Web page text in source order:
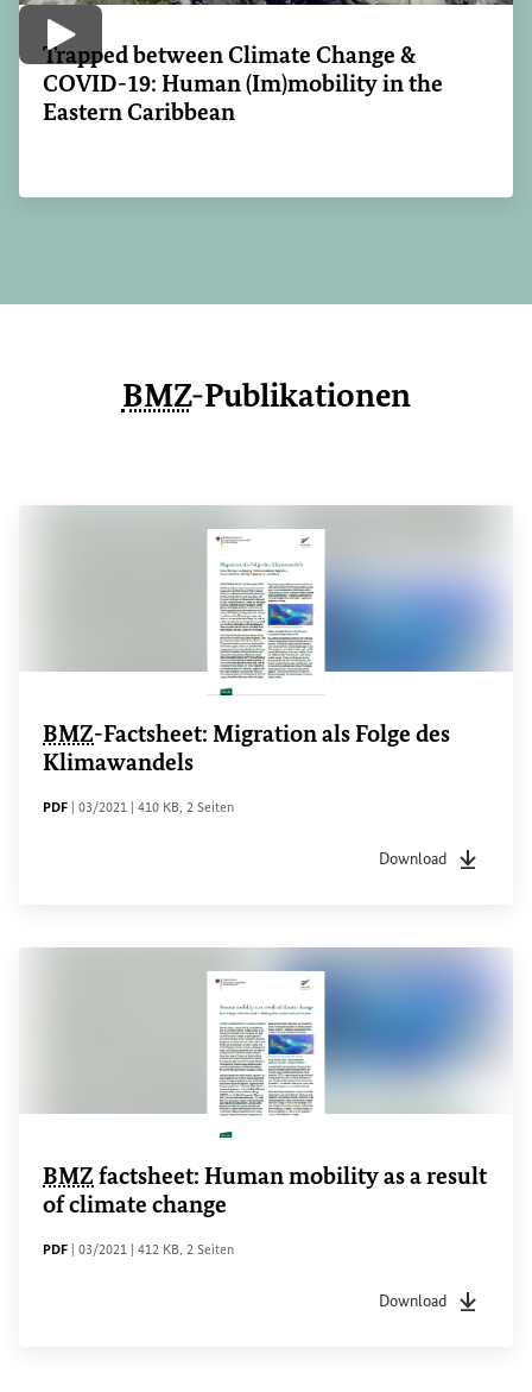
Video abspielen
Trapped between Climate Change &
COVID-19: Human (Im)mobility in the
Eastern Caribbean
BMZ-Publikationen
BMZ-Factsheet: Migration als Folge des
Klimawandels
DATEITYP
PDF Sachstandsdatum
03/2021 Dateigröße
410 KB, Seiten
2 Seiten
Download
Dateityppdf
BMZ factsheet: Human mobility as a result
of climate change
DATEITYP
PDF Sachstandsdatum
03/2021 Dateigröße
412 KB, Seiten
2 Seiten
Download
Dateityppdf